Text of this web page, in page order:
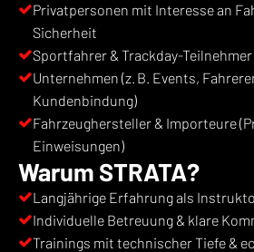
Privatpersonen mit Interesse an
Sicherheit
Sportfahrer & Trackday-Teilnehmer
Unternehmen (z. B. Events,
Kundenbindung)
Fahrzeughersteller & Importeure
Einweisungen)
Warum STRATA?
Langjährige Erfahrung als
Individuelle Betreuung & klare
Trainings mit technischer Tiefe &